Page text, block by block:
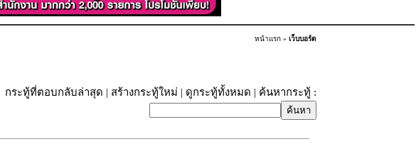
หน้าแรก » เว็บบอร์ด
กระทู้ที่ตอบกลับล่าสุด | สร้างกระทู้ใหม่ | ดูกระทู้ทั้งหมด | ค้นหากระทู้ :